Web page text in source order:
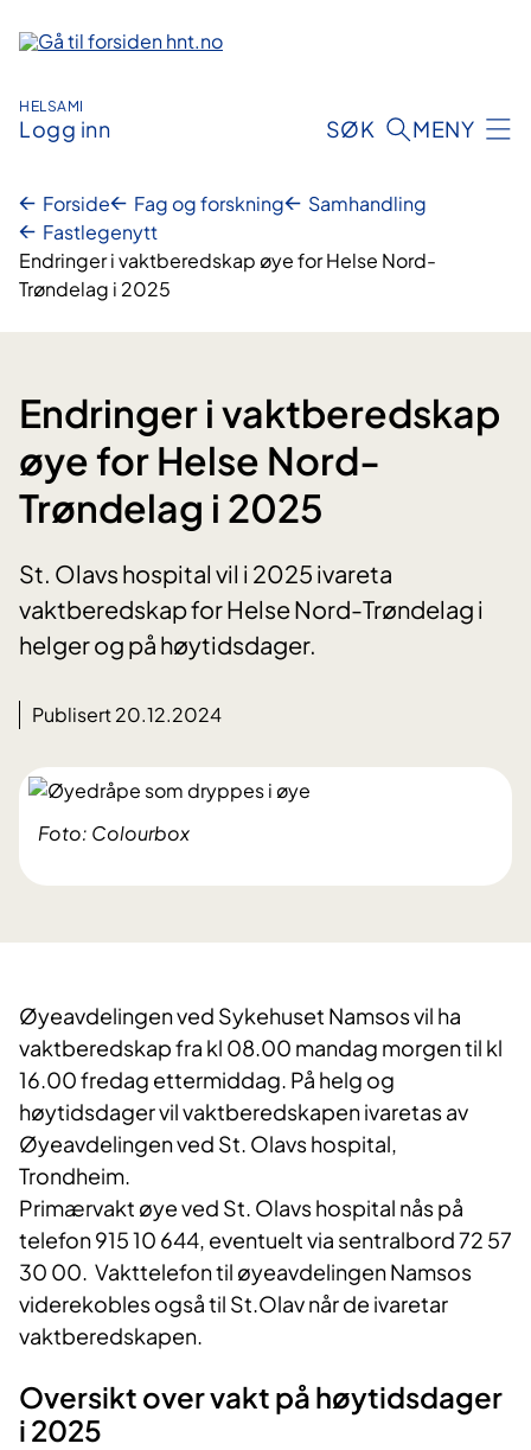
innhold
HELSAMI
Logg inn SØK MENY
Forside Fag og forskning
Samhandling
Fastlegenytt
Endringer i vaktberedskap øye for Helse Nord-
Trøndelag i 2025
Endringer i vaktberedskap
øye for Helse Nord-
Trøndelag i 2025
St. Olavs hospital vil i 2025 ivareta
vaktberedskap for Helse Nord-Trøndelag i
helger og på høytidsdager.
Publisert 20.12.2024
Foto: Colourbox
Øyeavdelingenved Sykehuset Namsosvil ha
vaktberedskap fra kl 08.00 mandag morgen til kl
16.00 fredag ettermiddag. På helg og
høytidsdager vilvaktberedskapen ivaretas av
Øyeavdelingen ved St. Olavs hospital,
Trondheim.
Primærvakt øye ved St. Olavs hospital nås på
telefon 915 10 644, eventuelt via sentralbord 72 57
30 00. Vakttelefon til øyeavdelingen Namsos
viderekobles også til St.Olav når de ivaretar
vaktberedskapen.
Oversikt overvakt på høytidsdager
i 2025